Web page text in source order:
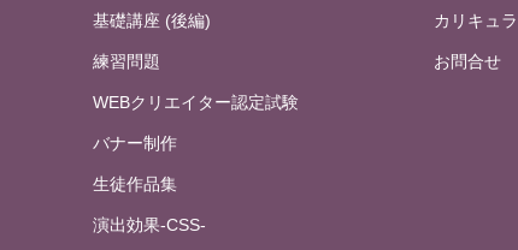
基礎講座 (後編)
練習問題
WEBクリエイター認定試験
バナー制作
生徒作品集
演出効果-CSS-
カリキュ
お問合せ